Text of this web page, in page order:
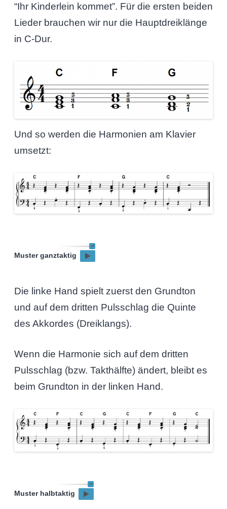
“Ihr Kinderlein kommet”. Für die ersten beiden
Lieder brauchen wir nur die Hauptdreiklänge
in C-Dur.
Und so werden die Harmonien am Klavier
umsetzt:
Muster ganztaktig
Die linke Hand spielt zuerst den Grundton
und auf dem dritten Pulsschlag die Quinte
des Akkordes (Dreiklangs).
Wenn die Harmonie sich auf dem dritten
Pulsschlag (bzw. Takthälfte) ändert, bleibt es
beim Grundton in der linken Hand.
Muster halbtaktig